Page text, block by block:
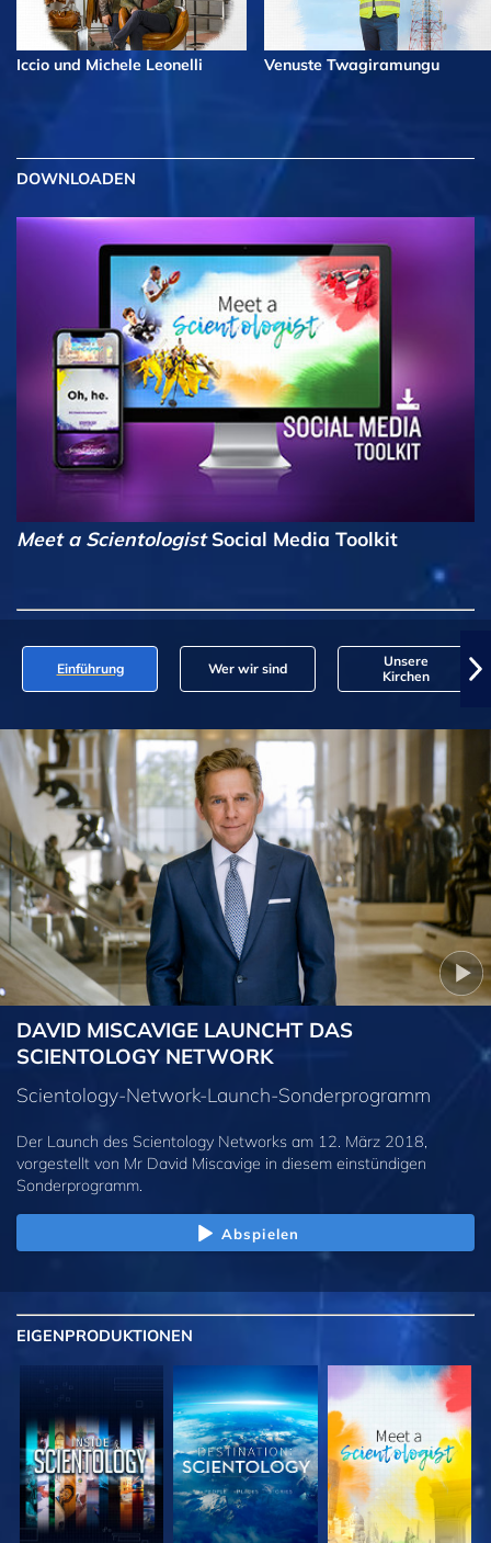
Iccio und Michele Leonelli Venuste Twagiramungu
DOWNLOADEN
Meet a ScientologistSocial Media Toolkit
Einführung Wer wir sind
Unsere
Kirchen
DAVID MISCAVIGE LAUNCHT DAS
SCIENTOLOGY NETWORK
Scientology-Network-Launch-Sonderprogramm
Der Launch des Scientology Networks am 12. März 2018,
vorgestellt von Mr David Miscavige in diesem einstündigen
Sonderprogramm.
Abspielen
EIGENPRODUKTIONEN